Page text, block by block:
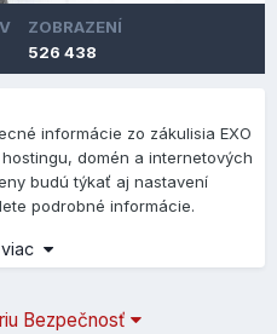
ZOBRAZENÍ
526 438
informácie zo zákulisia EXO
domén a internetových
budú týkať aj nastavení
podrobné informácie.
Bezpečnosť